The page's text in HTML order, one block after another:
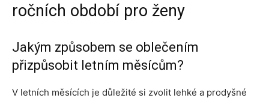
ročních období pro ženy
Jakým způsobem se oblečením
přizpůsobit letním měsícům?
V letních měsících je důležité si zvolit lehké a prodyšné